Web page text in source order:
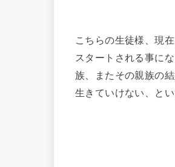
こちらの生徒様、現
スタートされる事に
族、またその親族の
生きていけない、と